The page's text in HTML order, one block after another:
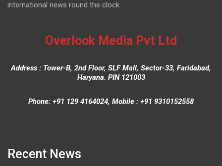
international news round the clock.
Overlook Media Pvt Ltd
Address : Tower-B, 2nd Floor, SLF Mall, Sector-33, Faridabad,
Haryana. PIN 121003
Phone: +91 129 4164024, Mobile : +91 9310152558
Recent News